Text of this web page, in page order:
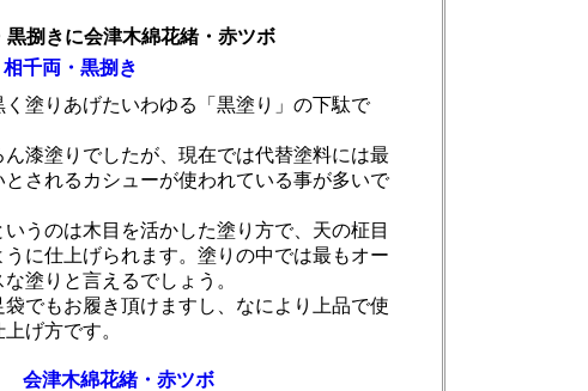
黒捌きに会津木綿花緒・赤ツボ
相千両・黒捌き
く塗りあげたいわゆる「黒塗り」の下駄で
ん漆塗りでしたが、現在では代替塗料には最
とされるカシューが使われている事が多いで
いうのは木目を活かした塗り方で、天の柾目
うに仕上げられます。塗りの中では最もオー
塗りと言えるでしょう。
袋でもお履き頂けますし、なにより上品で使
げ方です。
会津木綿花緒・赤ツボ